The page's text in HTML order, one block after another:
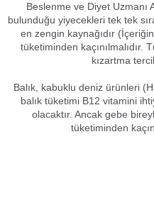
Beslenme ve Diyet Uzmanı
bulunduğu yiyecekleri tek tek
en zengin kaynağıdır
tüketiminden
kızartma
Balık, kabuklu deniz ürünleri
balık tüketimi B12 vitamini
olacaktır. Ancak gebe
tüketiminden